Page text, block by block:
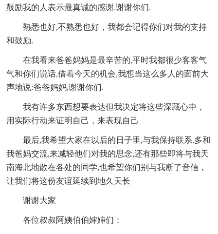
鼓励我的人表示最真诚的感谢.谢谢你们.
熟悉也好,不熟悉也好，我都会记得你们对我的支持
和鼓励.
在我看来爸爸妈妈是最辛苦的,平时我都很少客客气
气和你们说话,借着今天的机会,我想当这么多人的面前大
声地说:爸爸妈妈,谢谢你们.
我有许多东西想要表达但我决定将这些深藏心中，
用实际行动来证明自己，来表现自己
最后,我希望大家在以后的日子里,与我保持联系.多和
我爸妈交流,来减轻他们对我的思念,还有那些即将与我天
南海北地散在各处的同学,也希望你们别与我断了音信，
让我们将这份友谊延续到地久天长
谢谢大家
各位叔叔阿姨伯伯婶婶们：